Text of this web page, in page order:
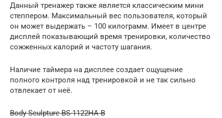
Данный тренажер также является классическим мини
степпером. Максимальный вес пользователя, который
он может выдержать – 100 килограмм. Имеет в центре
дисплей показывающий время тренировки, количество
сожженных калорий и частоту шагания.
Наличие таймера на дисплее создает ощущение
полного контроля над тренировкой и не так сильно
отвлекает от неё.
Body Sculpture BS-1122HA-B